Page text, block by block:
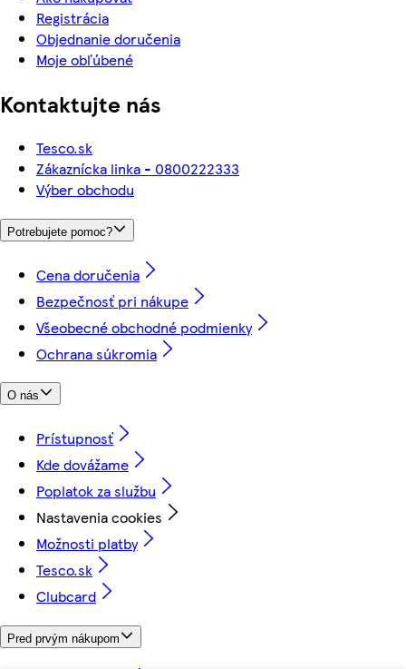
Registrácia
Objednanie doručenia
Moje obľúbené
Kontaktujte nás
Tesco.sk
Zákaznícka linka - 0800222333
Výber obchodu
Potrebujete pomoc?
Cena doručenia
Bezpečnosť pri nákupe
Všeobecné obchodné podmienky
Ochrana súkromia
O nás
Prístupnosť
Kde dovážame
Poplatok za službu
Nastavenia cookies
Možnosti platby
Tesco.sk
Clubcard
Pred prvým nákupom